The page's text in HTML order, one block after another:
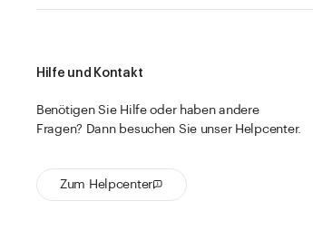
Hilfe und Kontakt
Benötigen Sie Hilfe oder haben andere
Fragen? Dann besuchen Sie unser Helpcenter.
Zum Helpcenter